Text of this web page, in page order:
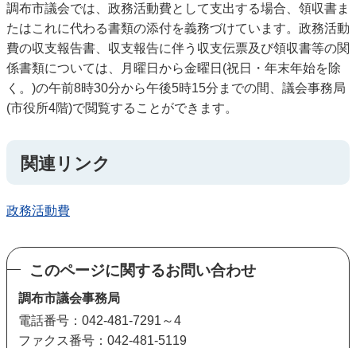
調布市議会では、政務活動費として支出する場合、領収書ま
たはこれに代わる書類の添付を義務づけています。政務活動
費の収支報告書、収支報告に伴う収支伝票及び領収書等の関
係書類については、月曜日から金曜日(祝日・年末年始を除
く。)の午前8時30分から午後5時15分までの間、議会事務局
(市役所4階)で閲覧することができます。
関連リンク
政務活動費
このページに関するお問い合わせ
調布市議会事務局
電話番号：042-481-7291～4
ファクス番号：042-481-5119